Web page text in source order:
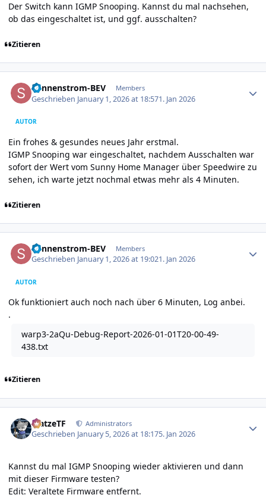
Der Switch kann IGMP Snooping. Kannst du mal nachsehen,
ob das eingeschaltet ist, und ggf. ausschalten?
Zitieren
Sonnenstrom-BEV Members
Geschrieben January 1, 2026 at 18:571. Jan 2026
AUTOR
Ein frohes & gesundes neues Jahr erstmal.
IGMP Snooping war eingeschaltet, nachdem Ausschalten war
sofort der Wert vom Sunny Home Manager über Speedwire zu
sehen, ich warte jetzt nochmal etwas mehr als 4 Minuten.
Zitieren
Sonnenstrom-BEV Members
Geschrieben January 1, 2026 at 19:021. Jan 2026
AUTOR
Ok funktioniert auch noch nach über 6 Minuten, Log anbei.
.
warp3-2aQu-Debug-Report-2026-01-01T20-00-49-
438.txt
Zitieren
MatzeTF Administrators
Geschrieben January 5, 2026 at 18:175. Jan 2026
Kannst du mal IGMP Snooping wieder aktivieren und dann
mit dieser Firmware testen?
Edit: Veraltete Firmware entfernt.